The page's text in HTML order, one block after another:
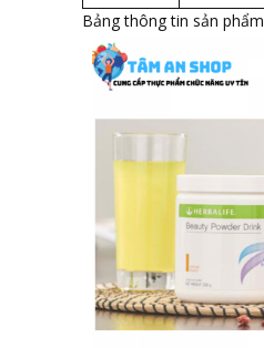
Bảng thông tin sản phẩm